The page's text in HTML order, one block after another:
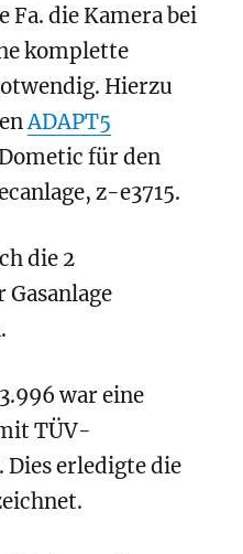
Fa. die Kamera bei
komplette
Hierzu
ADAPT5
für den
z-e3715.
die 2
war eine
TÜV-
Dies erledigte die